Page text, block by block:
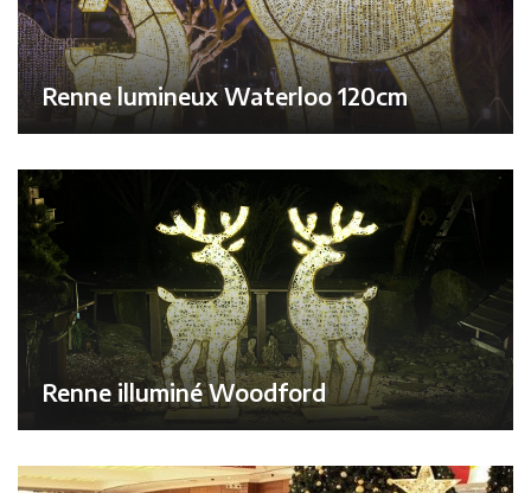
Renne lumineux Waterloo 120cm
Renne illuminé Woodford